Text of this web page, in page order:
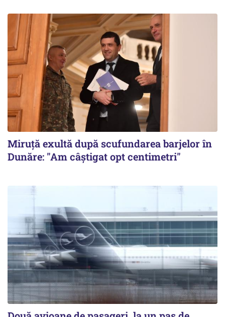
Miruță exultă după scufundarea barjelor în
Dunăre: "Am câștigat opt centimetri"